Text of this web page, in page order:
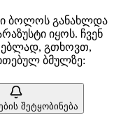
ბოლოს განახლდა
იყოს. ჩვენ
გთხოვთ,
ბმულზე:
შეტყობინება